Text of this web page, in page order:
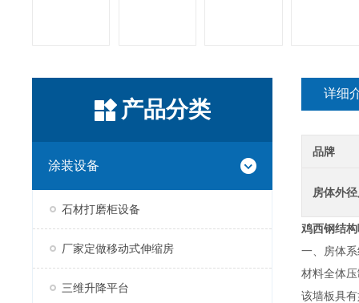
产品分类
涂装设备
石材打磨柜设备
厂家定做移动式伸缩房
三维升降平台
详细
品牌
房体外
鸡西钢结
一、房体
材料全体
该墙板具